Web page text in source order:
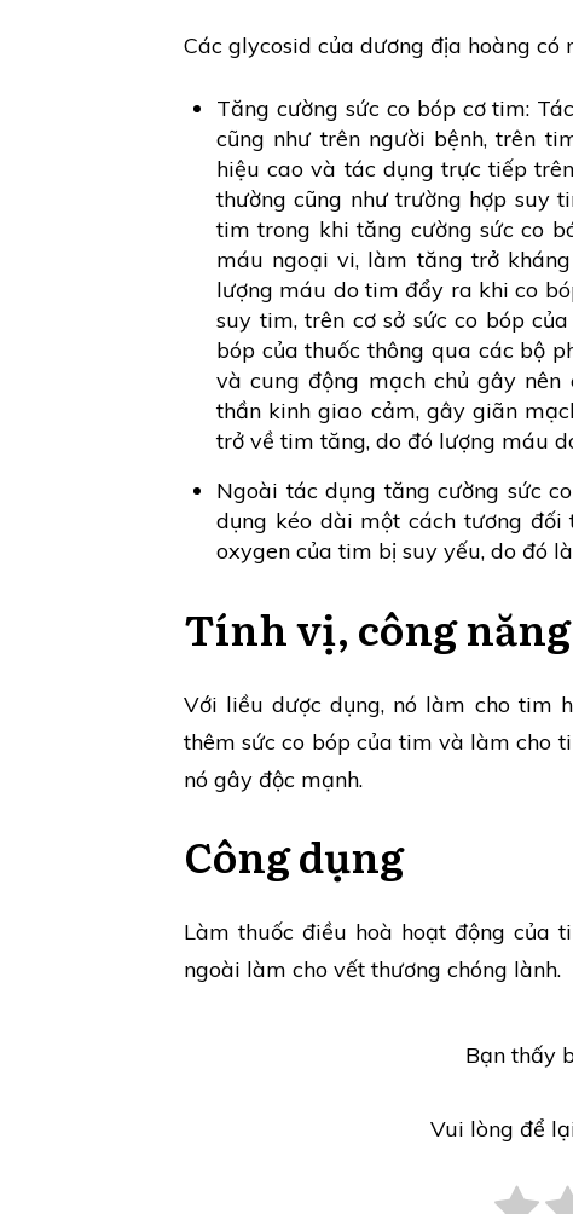
Các glycosid của dương địa hoàng có
Tăng cường sức co bóp cơ tim:
cũng như trên người bệnh, trên
hiệu cao và tác dụng trực tiếp
thường cũng như trường hợp suy
tim trong khi tăng cường sức co
máu ngoại vi, làm tăng trở
lượng máu do tim đẩy ra khi co
suy tim, trên cơ sở sức co bóp
bóp của thuốc thông qua các bộ
và cung động mạch chủ gây
thần kinh giao cảm, gây giãn
trở về tim tăng, do đó lượng máu
Ngoài tác dụng tăng cường sức
dụng kéo dài một cách tương
oxygen của tim bị suy yếu, do đó
Tính vị, công năng
Với liều dược dụng, nó làm cho tim
thêm sức co bóp của tim và làm cho
nó gây độc mạnh.
Công dụng
Làm thuốc điều hoà hoạt động của
ngoài làm cho vết thương chóng lành.
Bạn thấy
Vui lòng để